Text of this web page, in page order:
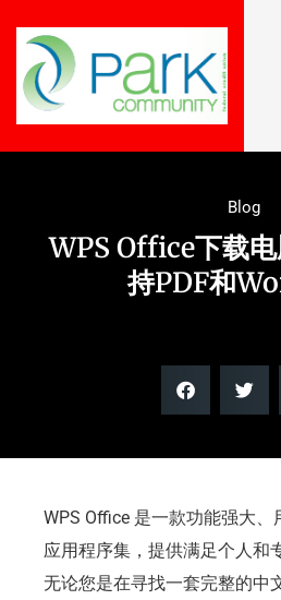
Blog
WPS Office下载
持PDF和
WPS Office 是一款功能强大
应用程序集，提供满足个人和
无论您是在寻找一套完整的中